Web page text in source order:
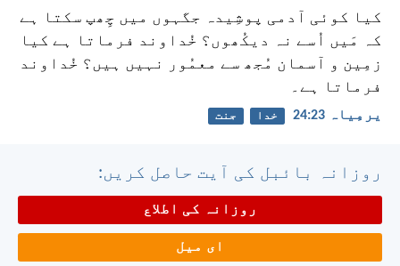
کیا کوئی آدمی پوشِیدہ جگہوں میں چِھپ سکتا ہے
کہ مَیں اُسے نہ دیکُھوں؟ خُداوند فرماتا ہے کیا
زمِین و آسمان مُجھ سے معمُور نہیں ہیں؟ خُداوند
فرماتا ہے۔
یرمِیاہ 23:‏24 خدا جنت
روزانہ بائبل کی آیت حاصل کریں:
روزانہ کی اطلاع
ای میل